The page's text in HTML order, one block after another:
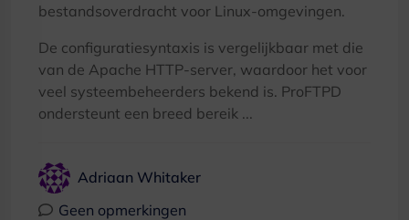
bestandsoverdracht voor Linux-omgevingen.
De configuratiesyntaxis is vergelijkbaar met die
van de Apache HTTP-server, waardoor het voor
veel systeembeheerders bekend is. ProFTPD
ondersteunt een breed bereik ...
Adriaan Whitaker
Geen opmerkingen